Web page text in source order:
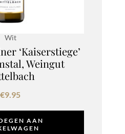
Wit
‘Kaiserstiege’
Weingut
€9.95
AAN